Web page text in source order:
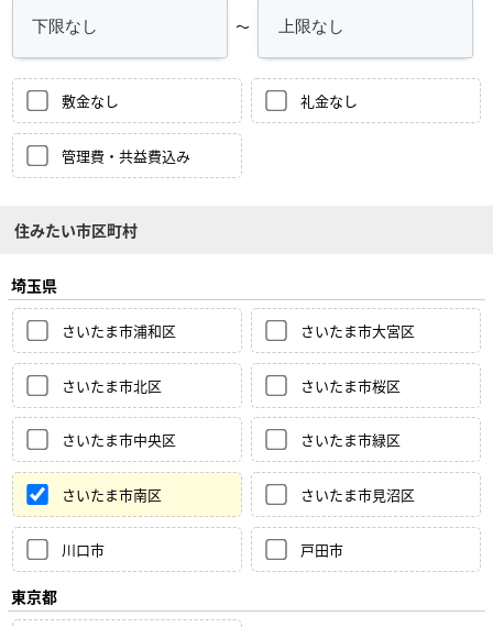
～
敷金なし 礼金なし
管理費・共益費込み
住みたい市区町村
埼玉県
さいたま市浦和区 さいたま市大宮区
さいたま市北区 さいたま市桜区
さいたま市中央区 さいたま市緑区
さいたま市南区 さいたま市見沼区
川口市 戸田市
東京都